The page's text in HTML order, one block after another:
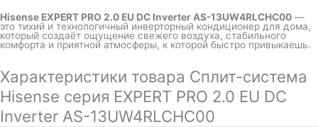
Hisense EXPERT PRO 2.0 EU DC Inverter AS-13UW4RLCHC00 —
это тихий и технологичный инверторный кондиционер для дома,
который создаёт ощущение свежего воздуха, стабильного
комфорта и приятной атмосферы, к которой быстро привыкаешь.
Характеристики товара Сплит-система
Hisense серия EXPERT PRO 2.0 EU DC
Inverter AS-13UW4RLCHC00